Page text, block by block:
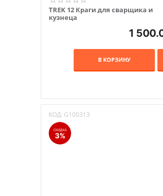
TREK 12 Краги для сварщика и
кузнеца
1
В КОРЗИНУ
КОД: G100313
СКИДКА
3%